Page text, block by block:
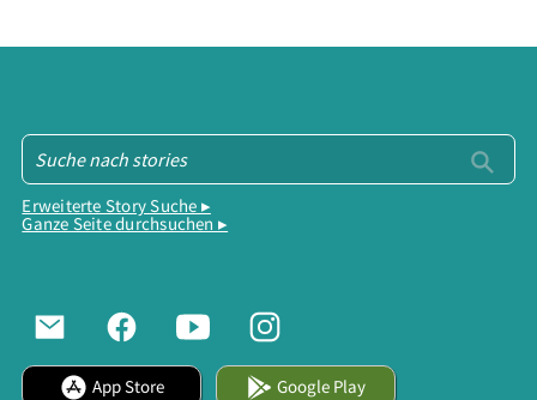
Erweiterte Story Suche ▸
Ganze Seite durchsuchen ▸
App Store Google Play